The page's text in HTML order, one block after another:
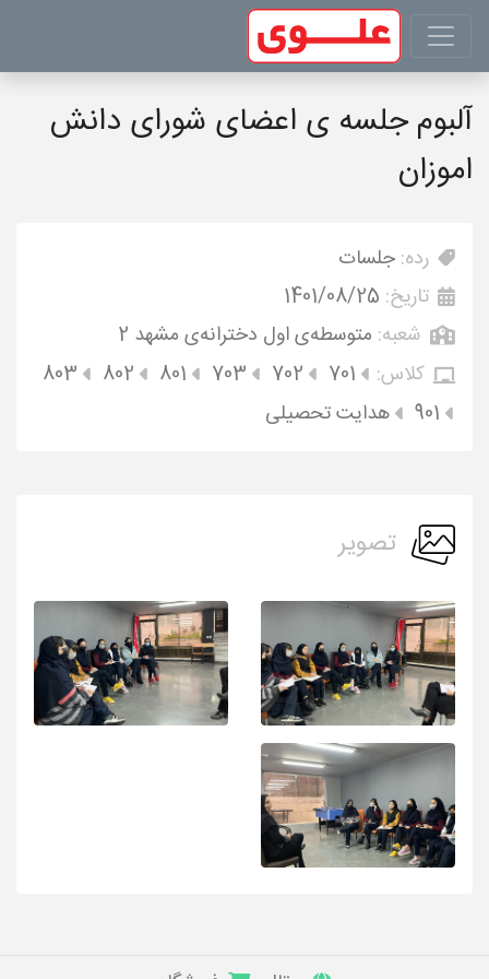
آلبوم جلسه ی اعضای شورای دانش
اموزان
رده: جلسات
تاریخ: 1401/08/25
شعبه: متوسطه‌ی اول دخترانه‌ی مشهد 2
کلاس:
701
702
703
801
802
803
901
هدایت تحصیلی
تصویر